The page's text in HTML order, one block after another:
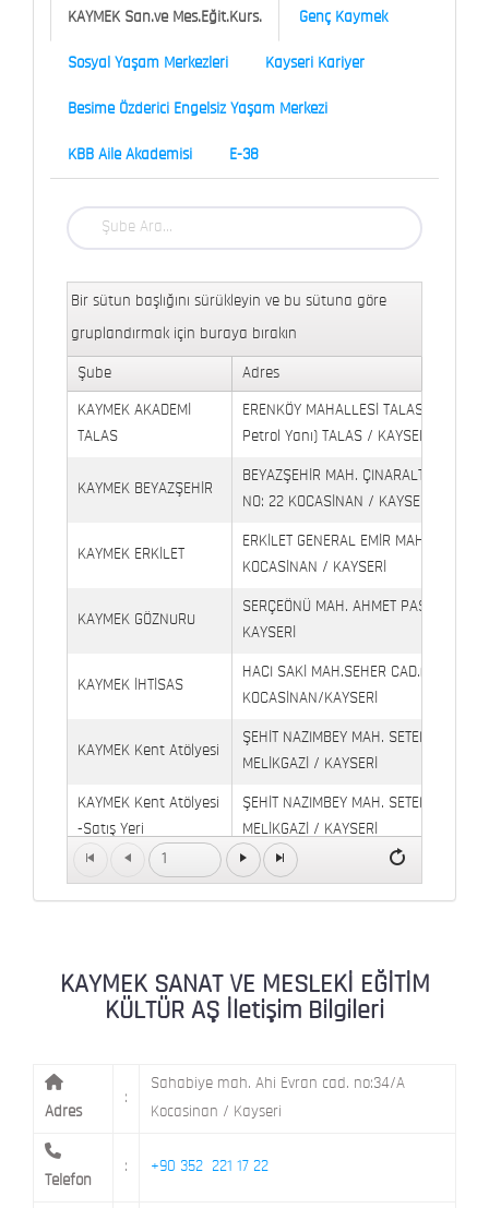
KAYMEK San.ve Mes.Eğit.Kurs. Genç Kaymek
Sosyal Yaşam Merkezleri Kayseri Kariyer
Besime Özderici Engelsiz Yaşam Merkezi
KBB Aile Akademisi E-38
Bir sütun başlığını sürükleyin ve bu sütuna göre
gruplandırmak için buraya bırakın
Şube Adres
KAYMEK AKADEMİ
TALAS
ERENKÖY MAHALLESİ TALAS
Petrol Yanı) TALAS / KAYSERİ
KAYMEK BEYAZŞEHİR
BEYAZŞEHİR MAH. ÇINARALTI
NO: 22 KOCASİNAN / KAYSERİ
KAYMEK ERKİLET
ERKİLET GENERAL EMİR MAH.
KOCASİNAN / KAYSERİ
KAYMEK GÖZNURU
SERÇEÖNÜ MAH. AHMET PAŞA CAD.
KAYSERİ
KAYMEK İHTİSAS
HACI SAKİ MAH.SEHER CAD.(6009
KOCASİNAN/KAYSERİ
KAYMEK Kent Atölyesi
ŞEHİT NAZIMBEY MAH. SETENÖNÜ
MELİKGAZİ / KAYSERİ
KAYMEK Kent Atölyesi
-Satış Yeri
ŞEHİT NAZIMBEY MAH. SETENÖNÜ
MELİKGAZİ / KAYSERİ
Kaymek Köşk Sosyal
Köşk Mahallesi, Orgeneral Eşref Bitlis
KAYMEK SÜMER MEVLANA MAH. 8. CAD. NO: 28
1
KAYMEK SANAT VE MESLEKİ EĞİTİM
KÜLTÜR AŞ İletişim Bilgileri
Adres
:
Sahabiye mah. Ahi Evran cad. no:34/A
Kocasinan / Kayseri
Telefon
: +90 352 221 17 22